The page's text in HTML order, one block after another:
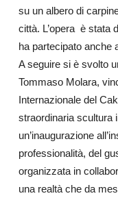
su un albero di
città. L’opera è stata
ha partecipato anche
A seguire si è svolto
Tommaso Molara,
Internazionale del
straordinaria scultura
un’inaugurazione
professionalità, del
organizzata in
una realtà che da